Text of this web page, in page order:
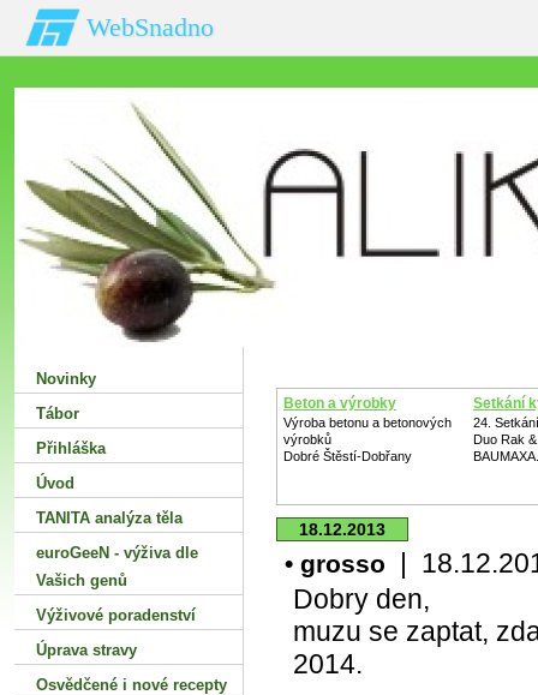
WebSnadno
Beton a výrobky
Výroba betonu a betonových
výrobků
Dobré Štěstí-Dobřany
Setkání
24.
Duo Rak
18.12.2013
• grosso |
Dobry den,
muzu se zaptat,
2014.
Novinky
Tábor
Přihláška
Úvod
TANITA analýza těla
euroGeeN - výživa dle
Vašich genů
Výživové poradenství
Úprava stravy
Osvědčené i nové recepty